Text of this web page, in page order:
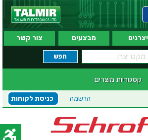
יצרנים מבצעים צור קשר
קטגוריות מוצרים
כניסת לקוחות הרשמה